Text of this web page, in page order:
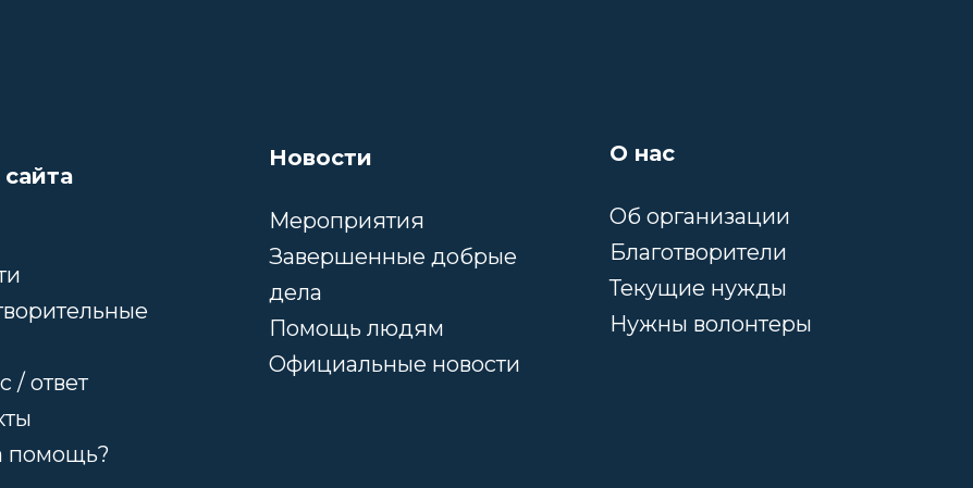
/ ответ
помощь?
Новости
Мероприятия
Завершенные добрые
дела
Помощь людям
Официальные новости
О нас
Об организации
Благотворители
Текущие нужды
Нужны волонтеры